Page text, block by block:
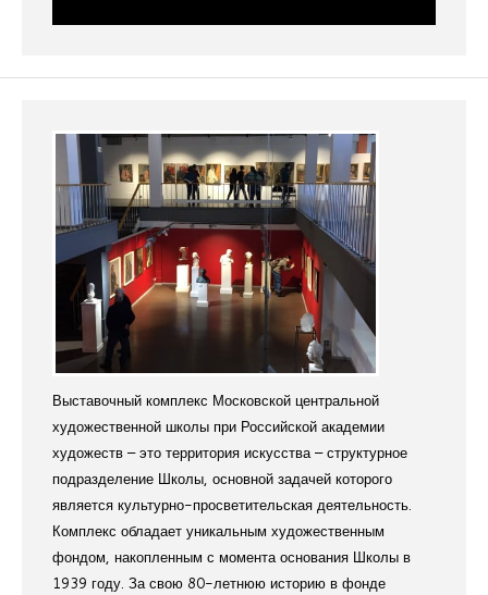
Выставочный комплекс Московской центральной
художественной школы при Российской академии
художеств – это территория искусства – структурное
подразделение Школы, основной задачей которого
является культурно-просветительская деятельность.
Комплекс обладает уникальным художественным
фондом, накопленным с момента основания Школы в
1939 году. За свою 80-летнюю историю в фонде